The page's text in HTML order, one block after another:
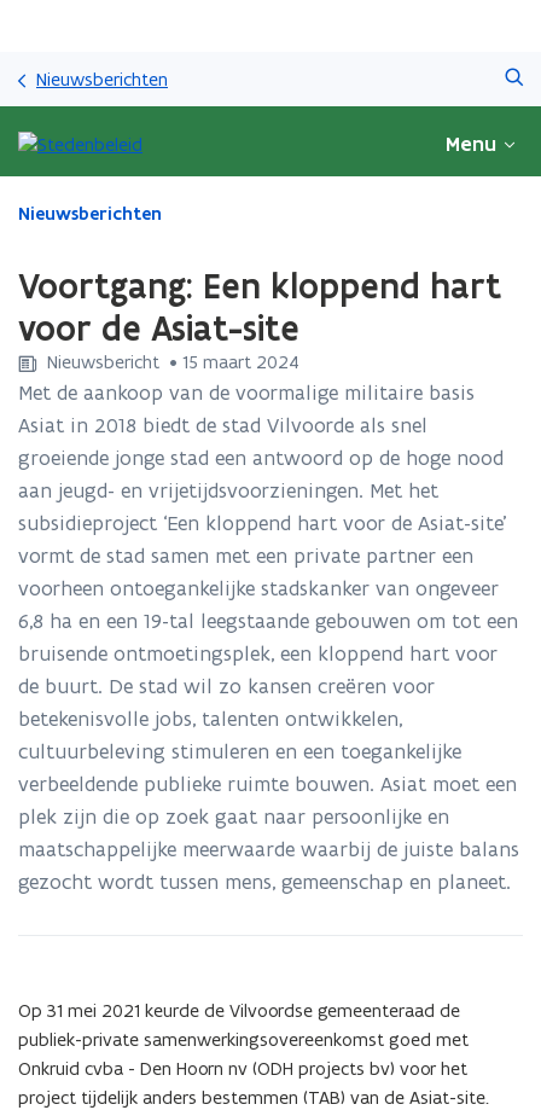
gaan
Nieuwsberichten
Menu
Gedaan
zich
op:
Voortgang:
Een
hart
voor
de
site
Nieuwsberichten
Voortgang: Een kloppend hart
voor de Asiat-site
Nieuwsbericht • 15 maart 2024
Met de aankoop van de voormalige militaire basis
Asiat in 2018 biedt de stad Vilvoorde als snel
groeiende jonge stad een antwoord op de hoge nood
aan jeugd- en vrijetijdsvoorzieningen. Met het
subsidieproject ‘Een kloppend hart voor de Asiat-site’
vormt de stad samen met een private partner een
voorheen ontoegankelijke stadskanker van ongeveer
6,8 ha en een 19-tal leegstaande gebouwen om tot een
bruisende ontmoetingsplek, een kloppend hart voor
de buurt. De stad wil zo kansen creëren voor
betekenisvolle jobs, talenten ontwikkelen,
cultuurbeleving stimuleren en een toegankelijke
verbeeldende publieke ruimte bouwen. Asiat moet een
plek zijn die op zoek gaat naar persoonlijke en
maatschappelijke meerwaarde waarbij de juiste balans
gezocht wordt tussen mens, gemeenschap en planeet.
Op 31 mei 2021 keurde de Vilvoordse gemeenteraad de
publiek-private samenwerkingsovereenkomst goed met
Onkruid cvba - Den Hoorn nv (ODH projects bv) voor het
project tijdelijk anders bestemmen (TAB) van de Asiat-site.